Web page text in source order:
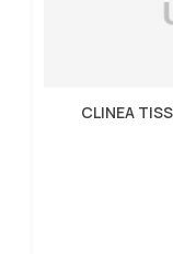
CLINEA